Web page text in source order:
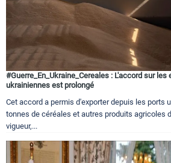
#Guerre_En_Ukraine_Cereales : L'accord sur
ukrainiennes est prolongé
Cet accord a permis d'exporter depuis les ports
tonnes de céréales et autres produits agricoles
vigueur,...